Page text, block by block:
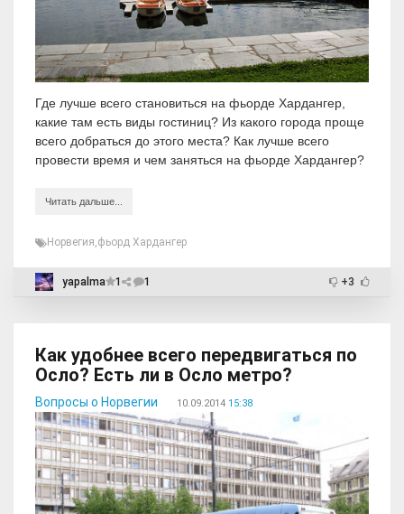
Где лучше всего становиться на фьорде Хардангер,
какие там есть виды гостиниц? Из какого города проще
всего добраться до этого места? Как лучше всего
провести время и чем заняться на фьорде Хардангер?
Читать дальше...
Норвегия,фьорд Хардангер
yapalma 1 1 +3
Как удобнее всего передвигаться по
Осло? Есть ли в Осло метро?
Вопросы о Норвегии 10.09.2014 15:38